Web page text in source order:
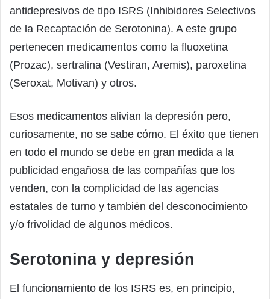
antidepresivos de tipo ISRS (Inhibidores Selectivos
de la Recaptación de Serotonina). A este grupo
pertenecen medicamentos como la fluoxetina
(Prozac), sertralina (Vestiran, Aremis), paroxetina
(Seroxat, Motivan) y otros.
Esos medicamentos alivian la depresión pero,
curiosamente, no se sabe cómo. El éxito que tienen
en todo el mundo se debe en gran medida a la
publicidad engañosa de las compañías que los
venden, con la complicidad de las agencias
estatales de turno y también del desconocimiento
y/o frivolidad de algunos médicos.
Serotonina y depresión
El funcionamiento de los ISRS es, en principio,